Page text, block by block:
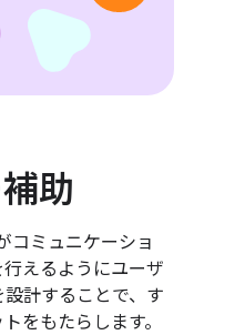
助
コミュニケーショ
えるようにユーザ
計することで、す
をもたらします。